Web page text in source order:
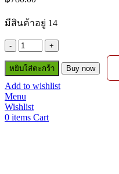
มีสินค้าอยู่ 14
จำนวน
ลวด
ทังสเตน
สี
ทอง
(WL15)
หยิบใส่ตะกร้า Buy now
Add to wishlist
Menu
Wishlist
0 items Cart